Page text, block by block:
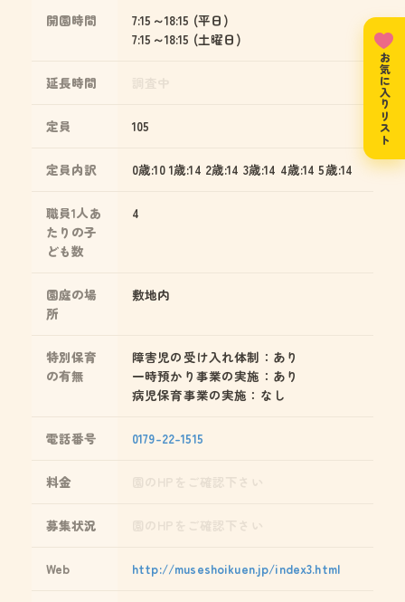
開園時間
7:15～18:15 (平日)
7:15～18:15 (土曜日)
延長時間
定員 105
定員内訳 0歳:10 1歳:14 2歳:14 3歳:14 4歳:14 5歳:14
職員1人あ
たりの子
ども数
4
園庭の場
所
敷地内
特別保育
の有無
障害児の受け入れ体制：あり
一時預かり事業の実施：あり
病児保育事業の実施：なし
電話番号 0179-22-1515
料金
募集状況
Web http://museshoikuen.jp/index3.html
お気に入りリスト